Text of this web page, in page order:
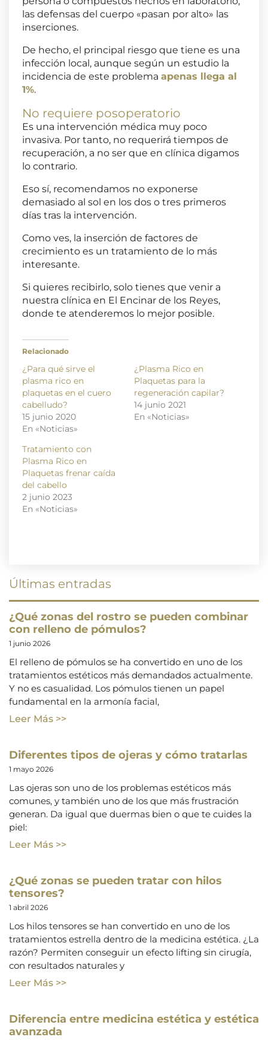
las defensas del cuerpo «pasan por alto» las
inserciones.
De hecho, el principal riesgo que tiene es una
infección local, aunque según un estudio la
incidencia de este problemaapenas llega al
1%.
No requiere posoperatorio
Es una intervención médica muy poco
invasiva. Por tanto, no requerirá tiempos de
recuperación, a no ser que en clínica digamos
lo contrario.
Eso sí, recomendamos no exponerse
demasiado al sol en los dos o tres primeros
días tras la intervención.
Como ves, la inserción de factores de
crecimiento es un tratamiento de lo más
interesante.
Si quieres recibirlo, solo tienes que venir a
nuestra clínica en El Encinar de los Reyes,
donde te atenderemos lo mejor posible.
Relacionado
¿Para qué sirve el
plasma rico en
plaquetas en el cuero
cabelludo?
15 junio 2020
En «Noticias»
¿Plasma Rico en
Plaquetas para la
regeneración capilar?
14 junio 2021
En «Noticias»
Tratamiento con
Plasma Rico en
Plaquetas frenar caída
del cabello
2 junio 2023
En «Noticias»
Últimas entradas
¿Qué zonas del rostro se pueden combinar
con relleno de pómulos?
1 junio 2026
El relleno de pómulos se ha convertido en uno de los
tratamientos estéticos más demandados actualmente.
Y no es casualidad. Los pómulos tienen un papel
fundamental en la armonía facial,
Leer Más >>
Diferentes tipos de ojeras y cómo tratarlas
1 mayo 2026
Las ojeras son uno de los problemas estéticos más
comunes, y también uno de los que más frustración
generan. Da igual que duermas bien o que te cuides la
piel:
Leer Más >>
¿Qué zonas se pueden tratar con hilos
tensores?
1 abril 2026
Los hilos tensores se han convertido en uno de los
tratamientos estrella dentro de la medicina estética. ¿La
razón? Permiten conseguir un efecto lifting sin cirugía,
con resultados naturales y
Leer Más >>
Diferencia entre medicina estética y estética
avanzada